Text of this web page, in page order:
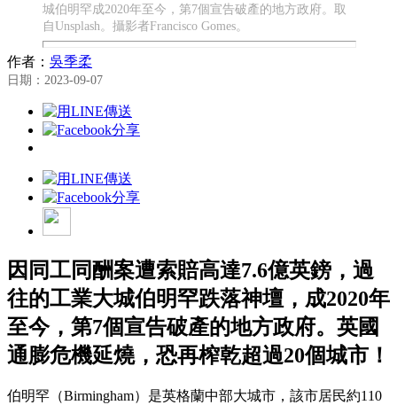
城伯明罕成2020年至今，第7個宣告破產的地方政府。取
自Unsplash。攝影者Francisco Gomes。
作者： 吳季柔
日期：2023-09-07
因同工同酬案遭索賠高達7.6億英鎊，過
往的工業大城伯明罕跌落神壇，成2020年
至今，第7個宣告破產的地方政府。英國
通膨危機延燒，恐再榨乾超過20個城市！
伯明罕（Birmingham）是英格蘭中部大城市，該市居民約110